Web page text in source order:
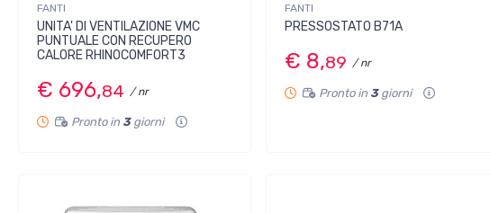
FANTI
UNITA' DI VENTILAZIONE VMC
PUNTUALE CON RECUPERO
CALORE RHINOCOMFORT3
€ 696,84 / nr
Pronto in 3giorni
FANTI
PRESSOSTATO B71A
€ 8,89 / nr
Pronto in 3giorni